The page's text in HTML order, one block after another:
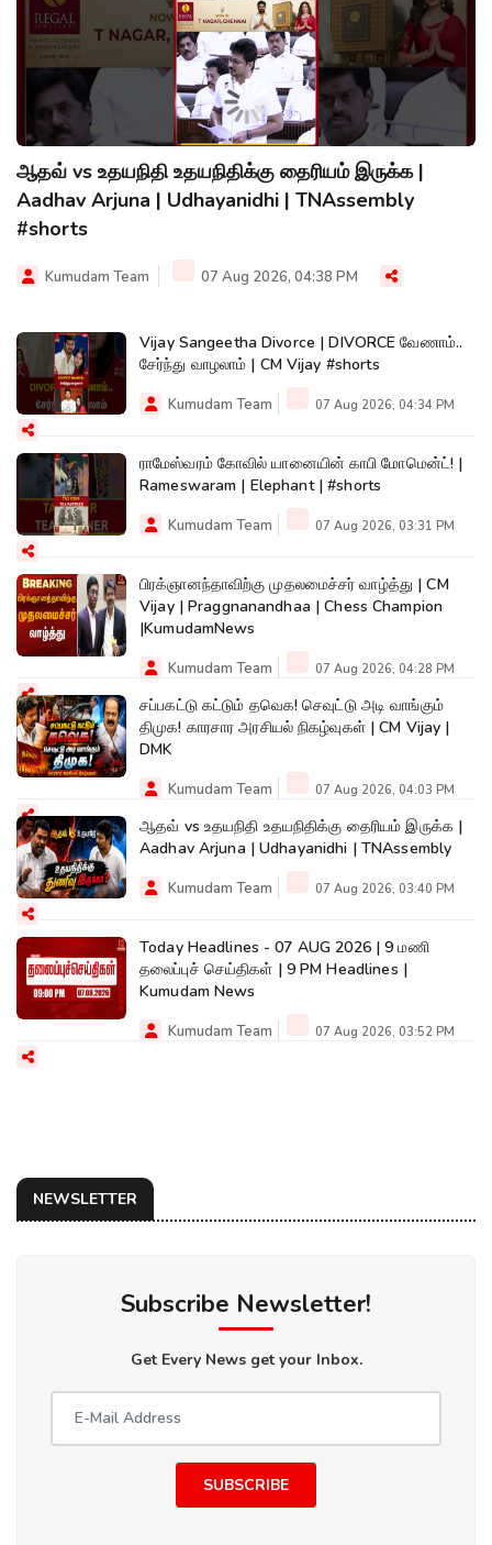
ஆதவ் vs உதயநிதி உதயநிதிக்கு தைரியம் இருக்க |
Aadhav Arjuna | Udhayanidhi | TNAssembly
#shorts
Kumudam Team 07 Aug 2026, 04:38 PM
Vijay Sangeetha Divorce | DIVORCE வேணாம்..
சேர்ந்து வாழலாம் | CM Vijay #shorts
Kumudam Team 07 Aug 2026, 04:34 PM
ராமேஸ்வரம் கோவில் யானையின் காபி மோமென்ட்! |
Rameswaram | Elephant | #shorts
Kumudam Team 07 Aug 2026, 03:31 PM
பிரக்ஞானந்தாவிற்கு முதலமைச்சர் வாழ்த்து | CM
Vijay | Praggnanandhaa | Chess Champion
|KumudamNews
Kumudam Team 07 Aug 2026, 04:28 PM
சப்பகட்டு கட்டும் தவெக! செவுட்டு அடி வாங்கும்
திமுக! காரசார அரசியல் நிகழ்வுகள் | CM Vijay |
DMK
Kumudam Team 07 Aug 2026, 04:03 PM
ஆதவ் vs உதயநிதி உதயநிதிக்கு தைரியம் இருக்க |
Aadhav Arjuna | Udhayanidhi | TNAssembly
Kumudam Team 07 Aug 2026, 03:40 PM
Today Headlines - 07 AUG 2026 | 9 மணி
தலைப்புச் செய்திகள் | 9 PM Headlines |
Kumudam News
Kumudam Team 07 Aug 2026, 03:52 PM
NEWSLETTER
Subscribe Newsletter!
Get Every News get your Inbox.
SUBSCRIBE